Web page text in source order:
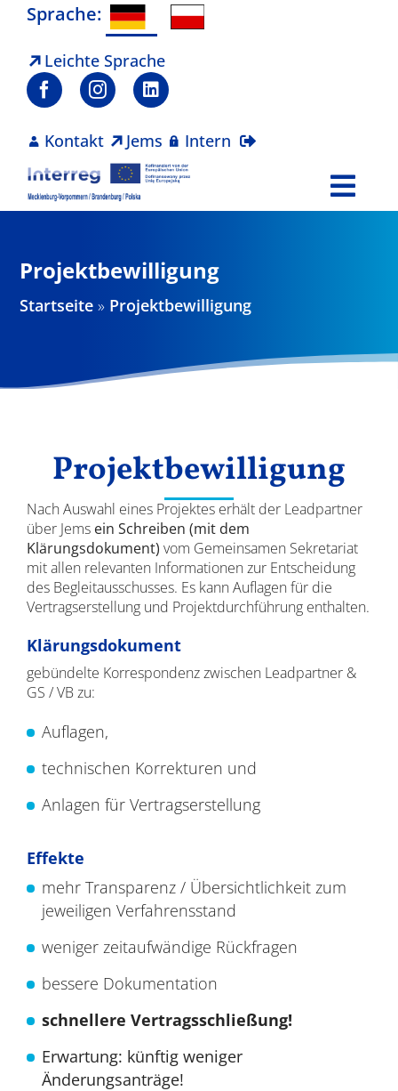
Zum
springen
Sprache:
Leichte Sprache
Kontakt Jems Intern
Projekte
Projektbewilligung
Startseite » Projektbewilligung
Projektbewilligung
Nach Auswahl eines Projektes erhält der Leadpartner
über Jems ein Schreiben (mit dem
Klärungsdokument) vom Gemeinsamen Sekretariat
mit allen relevanten Informationen zur Entscheidung
des Begleitausschusses. Es kann Auflagen für die
Vertragserstellung und Projektdurchführung enthalten.
Klärungsdokument
gebündelte Korrespondenz zwischen Leadpartner &
GS / VB zu:
Auflagen,
technischen Korrekturen und
Anlagen für Vertragserstellung
Effekte
mehr Transparenz / Übersichtlichkeit zum
jeweiligen Verfahrensstand
weniger zeitaufwändige Rückfragen
bessere Dokumentation
schnellere Vertragsschließung!
Erwartung: künftig weniger
Änderungsanträge!